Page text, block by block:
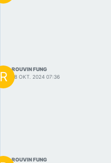
R
ROUVIN FUNG
18 OKT. 2024 07:36
ROUVIN FUNG